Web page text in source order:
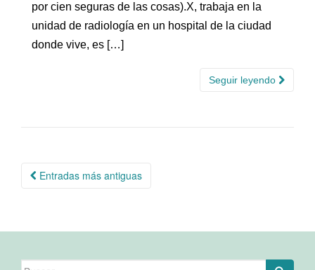
por cien seguras de las cosas).X, trabaja en la
unidad de radiología en un hospital de la ciudad
donde vive, es […]
Seguir leyendo
Navegación
Entradas más antiguas
Buscar: